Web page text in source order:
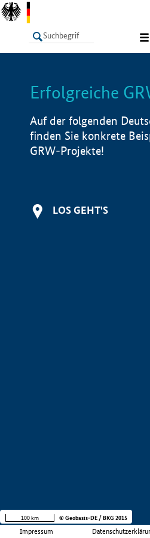
LISTE
Erfolgreiche
Auf der folgenden
finden Sie konkrete
GRW-Projekte!
LOS GEHT'S
Impressum
100 km © Geobasis-DE / BKG 2015